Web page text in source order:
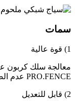
سمات
1) قوة عالية
PRO.FENCE عدم الصدأ لمدة 6 سنوات على الأقل.
2) قابل للتعديل